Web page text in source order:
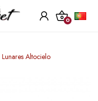
0
Lunares Altocielo